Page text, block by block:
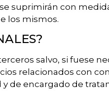
suprimirán con
los mismos.
salvo, si fuese
relacionados con
y de encargado de